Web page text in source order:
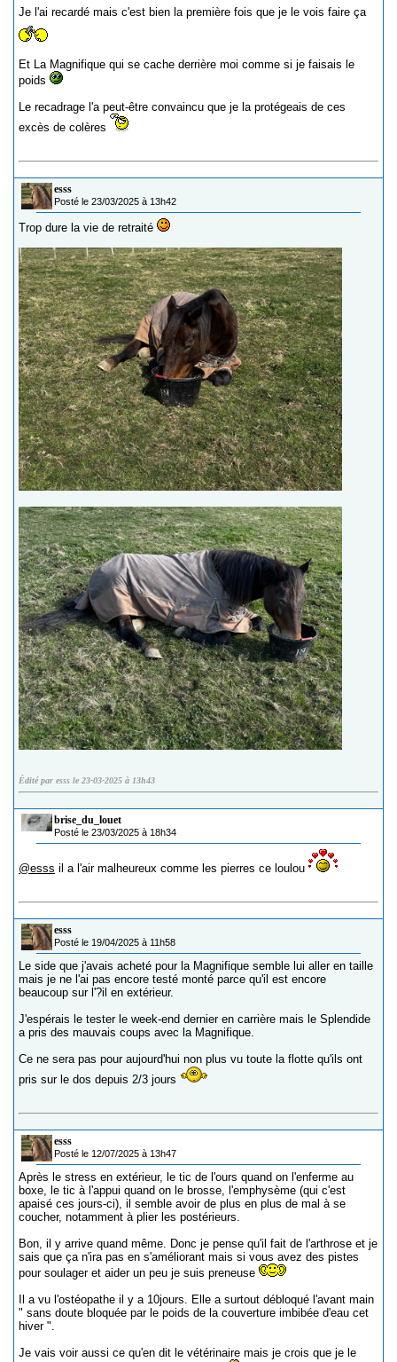
Je l'ai recardé mais c'est bien la première fois que je le vois faire ça
Et La Magnifique qui se cache derrière moi comme si je faisais le
poids
Le recadrage l'a peut-être convaincu que je la protégeais de ces
excès de colères
esss
Posté le 23/03/2025 à 13h42
Trop dure la vie de retraité
Édité par esss le 23-03-2025 à 13h43
brise_du_louet
Posté le 23/03/2025 à 18h34
@esss il a l'air malheureux comme les pierres ce loulou
esss
Posté le 19/04/2025 à 11h58
Le side que j'avais acheté pour la Magnifique semble lui aller en taille
mais je ne l'ai pas encore testé monté parce qu'il est encore
beaucoup sur l'?il en extérieur.
J'espérais le tester le week-end dernier en carrière mais le Splendide
a pris des mauvais coups avec la Magnifique.
Ce ne sera pas pour aujourd'hui non plus vu toute la flotte qu'ils ont
pris sur le dos depuis 2/3 jours
esss
Posté le 12/07/2025 à 13h47
Après le stress en extérieur, le tic de l'ours quand on l'enferme au
boxe, le tic à l'appui quand on le brosse, l'emphysème (qui c'est
apaisé ces jours-ci), il semble avoir de plus en plus de mal à se
coucher, notamment à plier les postérieurs.
Bon, il y arrive quand même. Donc je pense qu'il fait de l'arthrose et je
sais que ça n'ira pas en s'améliorant mais si vous avez des pistes
pour soulager et aider un peu je suis preneuse
Il a vu l'ostéopathe il y a 10jours. Elle a surtout débloqué l'avant main
" sans doute bloquée par le poids de la couverture imbibée d'eau cet
hiver ".
Je vais voir aussi ce qu'en dit le vétérinaire mais je crois que je le